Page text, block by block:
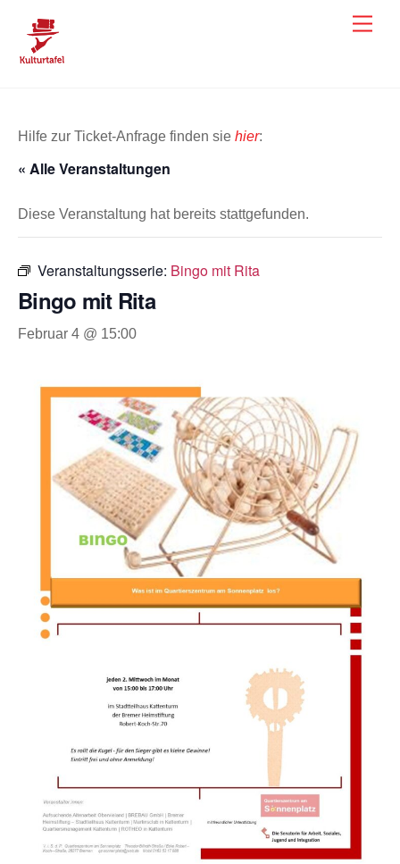
content
Hilfe zur Ticket-Anfrage finden sie hier:
« Alle Veranstaltungen
Diese Veranstaltung hat bereits stattgefunden.
Veranstaltungsserie: Bingo mit Rita
Bingo mit Rita
Februar 4 @ 15:00